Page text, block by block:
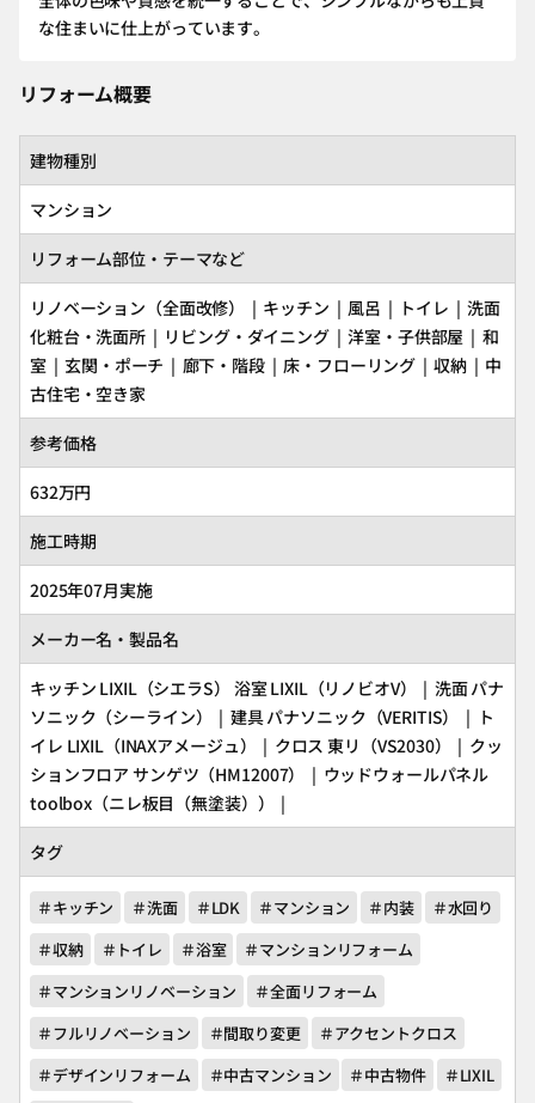
な住まいに仕上がっています。
リフォーム概要
建物種別
マンション
リフォーム部位・テーマなど
リノベーション（全面改修） | キッチン | 風呂 | トイレ | 洗面
化粧台・洗面所 | リビング・ダイニング | 洋室・子供部屋 | 和
室 | 玄関・ポーチ | 廊下・階段 | 床・フローリング | 収納 | 中
古住宅・空き家
参考価格
632万円
施工時期
2025年07月実施
メーカー名・製品名
キッチン LIXIL（シエラS） 浴室LIXIL（リノビオV） | 洗面パナ
ソニック （シーライン） | 建具パナソニック （VERITIS） | ト
イレ LIXIL（INAXアメージュ） | クロス 東リ （VS2030） | クッ
ションフロアサンゲツ （HM12007） | ウッドウォールパネル
toolbox （ニレ板目（無塗装）） |
タグ
＃キッチン ＃洗面 ＃LDK ＃マンション ＃内装
＃水回り
＃収納
＃トイレ ＃浴室
＃マンションリフォーム
＃マンションリノベーション
＃全面リフォーム
＃フルリノベーション
＃間取り変更
＃アクセントクロス
＃デザインリフォーム
＃中古マンション ＃中古物件
＃LIXIL